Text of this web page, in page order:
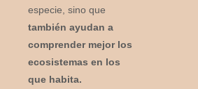
especie, sino que
también ayudan a
comprender mejor los
ecosistemas en los
que habita.